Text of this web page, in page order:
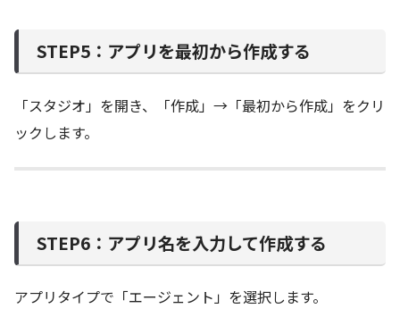
STEP5：アプリを最初から作成する
「スタジオ」を開き、「作成」→「最初から作成」をクリ
ックします。
STEP6：アプリ名を入力して作成する
アプリタイプで「エージェント」を選択します。